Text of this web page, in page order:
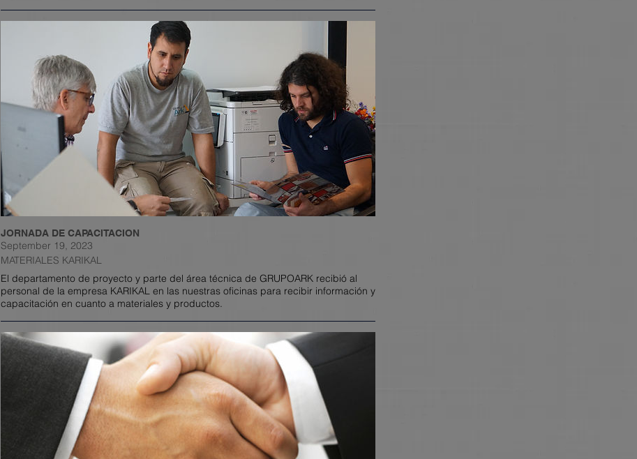
JORNADA DE CAPACITACION
September 19, 2023
MATERIALES KARIKAL
El departamento de proyecto y parte del área técnica de GRUPOARK recibió al
personal de la empresa KARIKAL en las nuestras oficinas para recibir información y
capacitación en cuanto a materiales y productos.